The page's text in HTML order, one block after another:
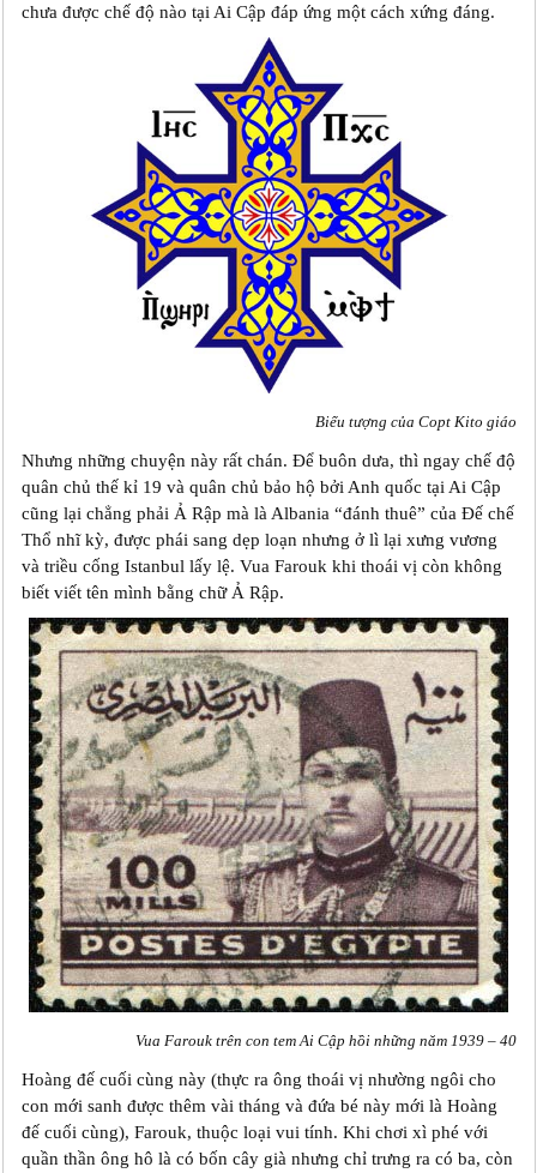
chưa được chế độ nào tại Ai Cập đáp ứng một cách xứng đáng.
Biểu tượng của Copt Kito giáo
Nhưng những chuyện này rất chán. Để buôn dưa, thì ngay chế độ
quân chủ thế kỉ 19 và quân chủ bảo hộ bởi Anh quốc tại Ai Cập
cũng lại chẳng phải Ả Rập mà là Albania “đánh thuê” của Đế chế
Thổ nhĩ kỳ, được phái sang dẹp loạn nhưng ở lì lại xưng vương
và triều cống Istanbul lấy lệ. Vua Farouk khi thoái vị còn không
biết viết tên mình bằng chữ Ả Rập.
Vua Farouk trên con tem Ai Cập hồi những năm 1939 – 40
Hoàng đế cuối cùng này (thực ra ông thoái vị nhường ngôi cho
con mới sanh được thêm vài tháng và đứa bé này mới là Hoàng
đế cuối cùng), Farouk, thuộc loại vui tính. Khi chơi xì phé với
quần thần ông hô là có bốn cây già nhưng chỉ trưng ra có ba, còn